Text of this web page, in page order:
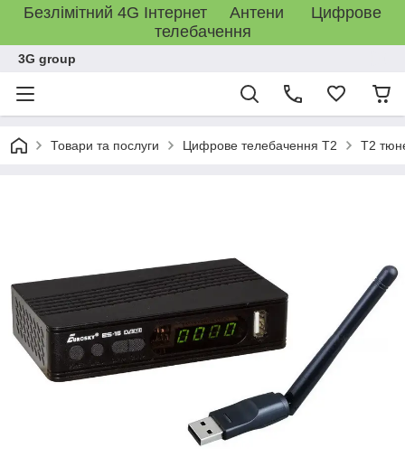
Безлімітний 4G Інтернет Антени Цифрове
телебачення
3G group
Товари та послуги Цифрове телебачення T2 T2